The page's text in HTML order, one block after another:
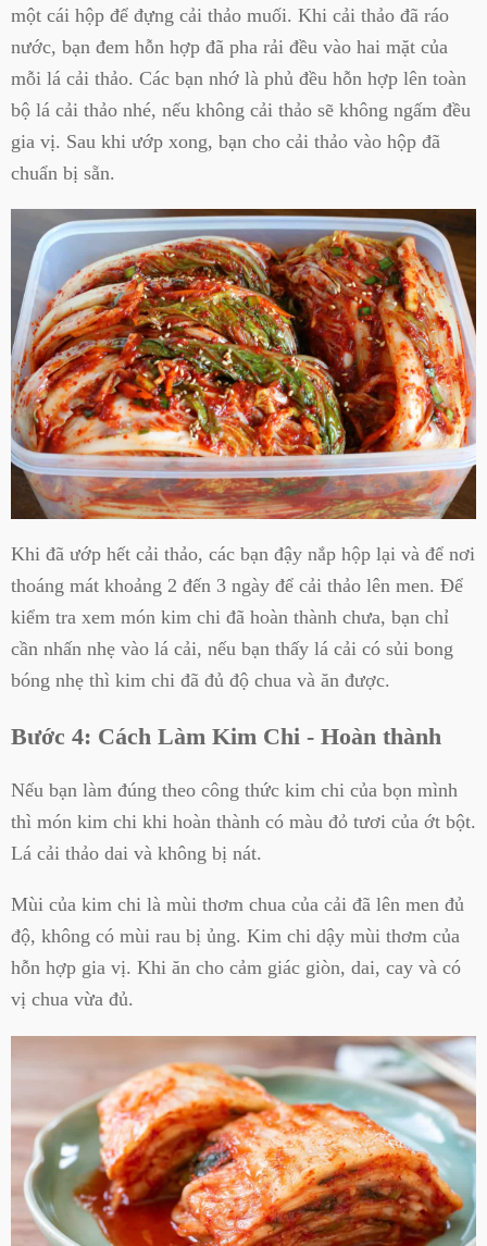
một cái hộp để đựng cải thảo muối. Khi cải thảo đã ráo
nước, bạn đem hỗn hợp đã pha rải đều vào hai mặt của
mỗi lá cải thảo. Các bạn nhớ là phủ đều hỗn hợp lên toàn
bộ lá cải thảo nhé, nếu không cải thảo sẽ không ngấm đều
gia vị. Sau khi ướp xong, bạn cho cải thảo vào hộp đã
chuẩn bị sẵn.
Khi đã ướp hết cải thảo, các bạn đậy nắp hộp lại và để nơi
thoáng mát khoảng 2 đến 3 ngày để cải thảo lên men. Để
kiểm tra xem món kim chi đã hoàn thành chưa, bạn chỉ
cần nhấn nhẹ vào lá cải, nếu bạn thấy lá cải có sủi bong
bóng nhẹ thì kim chi đã đủ độ chua và ăn được.
Bước 4: Cách Làm Kim Chi - Hoàn thành
Nếu bạn làm đúng theo công thức kim chi của bọn mình
thì món kim chi khi hoàn thành có màu đỏ tươi của ớt bột.
Lá cải thảo dai và không bị nát.
Mùi của kim chi là mùi thơm chua của cải đã lên men đủ
độ, không có mùi rau bị ủng. Kim chi dậy mùi thơm của
hỗn hợp gia vị. Khi ăn cho cảm giác giòn, dai, cay và có
vị chua vừa đủ.